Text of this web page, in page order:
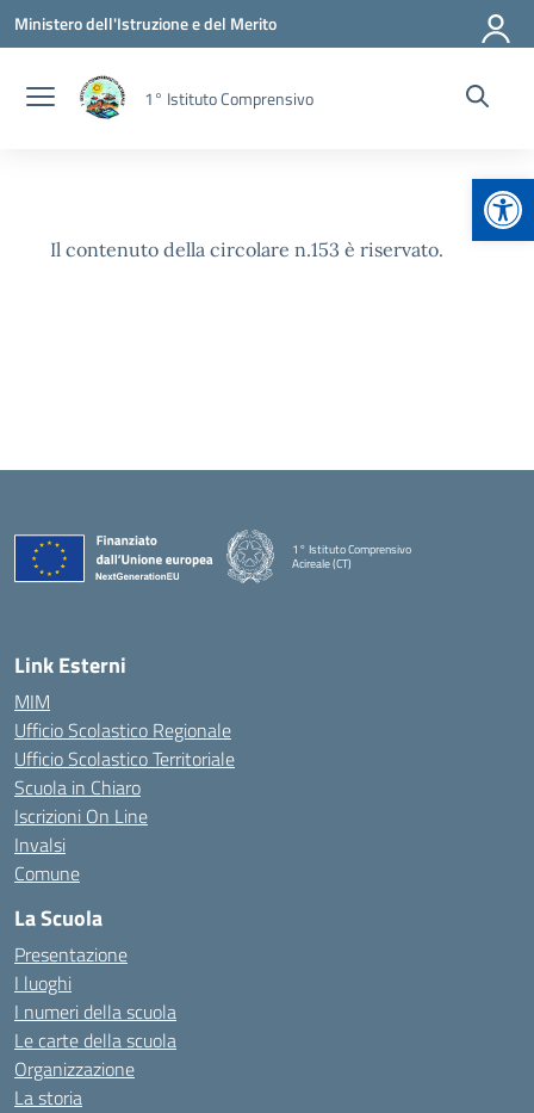
Vai ai contenuti
Vai al menu di navigazione
Vai al footer
Ministero dell'Istruzione e del Merito
1° Istituto Comprensivo
Il contenuto della circolare n.153 è riservato.
1° Istituto Comprensivo
Acireale (CT)
Link Esterni
MIM
Ufficio Scolastico Regionale
Ufficio Scolastico Territoriale
Scuola in Chiaro
Iscrizioni On Line
Invalsi
Comune
La Scuola
Presentazione
I luoghi
I numeri della scuola
Le carte della scuola
Organizzazione
La storia